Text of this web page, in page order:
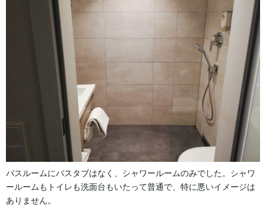
バスルームにバスタブはなく、シャワールームのみでした。シャワ
ールームもトイレも洗面台もいたって普通で、特に悪いイメージは
ありません。